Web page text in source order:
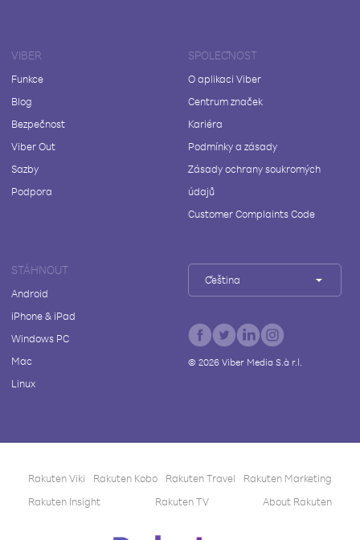
VIBER
Funkce
Blog
Bezpečnost
Viber Out
Sazby
Podpora
SPOLEČNOST
O aplikaci Viber
Centrum značek
Kariéra
Podmínky a zásady
Zásady ochrany soukromých
údajů
Customer Complaints Code
STÁHNOUT
Android
iPhone & iPad
Windows PC
Mac
Linux
Čeština
© 2026Viber Media S.à r.l.
Rakuten Viki Rakuten Kobo Rakuten Travel
Rakuten Marketing
Rakuten Insight
Rakuten TV About Rakuten